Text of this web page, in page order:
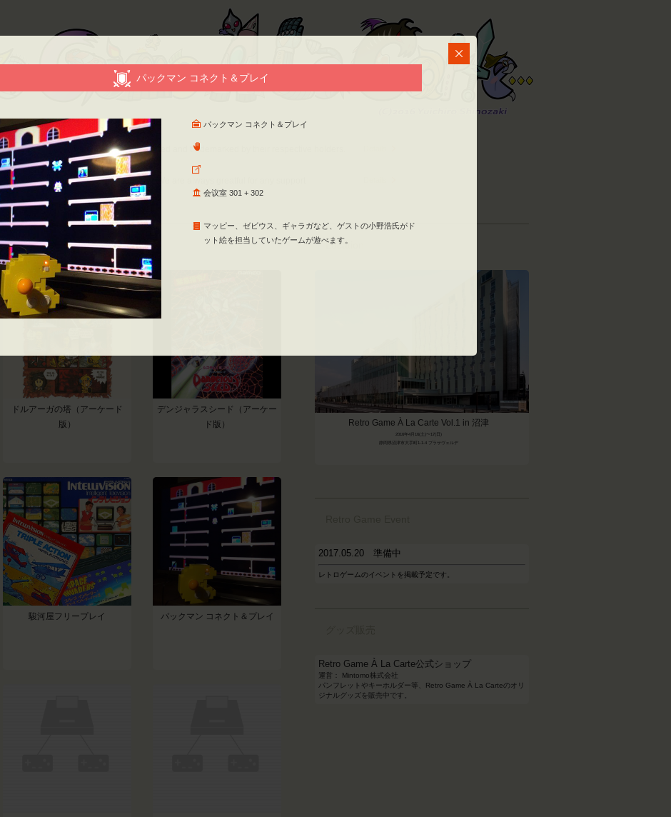
Copyright・Trademark
The contents of this website are copyrighted and trademarked by their respective holders.
A Request for Your Support
「A Request for Your Support（PDF）」
ドルアーガの塔（アーケード
版）
デンジャラスシード（アーケー
ド版）
駿河屋フリープレイ パックマン コネクト＆プレイ
Location
Retro Game À La Carte Vol.1 in 沼津
2016年4月16(土)〜17(日)
静岡県沼津市大手町1-1-4 プラサヴェルデ
2017.05.20 準備中
レトロゲームのイベントを掲載予定です。
Retro Game À La Carte公式ショップ
運営： Mintomo株式会社
パンフレットやキーホルダー等、Retro Game À La Carteのオリ
ジナルグッズを販売中です。
パックマン コネクト＆プレイ
パックマン コネクト＆プレイ
会议室 301 + 302
マッピー、ゼビウス、ギャラガなど、ゲストの小野浩氏がド
ット絵を担当していたゲームが遊べます。